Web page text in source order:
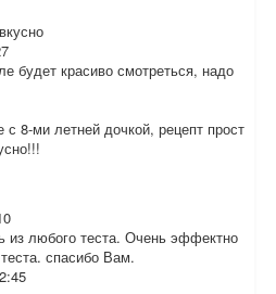
будет красиво смотреться, надо
с 8-ми летней дочкой, рецепт прост
из любого теста. Очень эффектно
спасибо Вам.